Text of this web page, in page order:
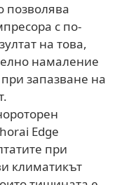
позволява
с по-
на това,
намаление
запазване на
Edge
при
климатикът